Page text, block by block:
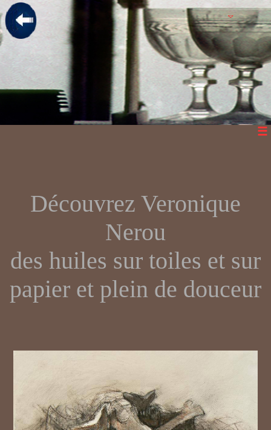
Découvrez Veronique
Nerou
des huiles sur toiles et sur
papier et plein de douceur